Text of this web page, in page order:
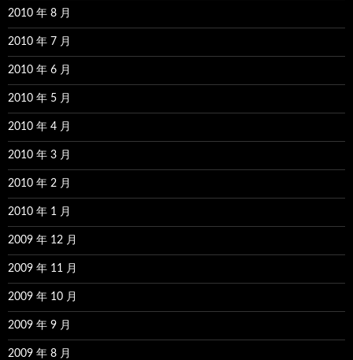
2010 年 8 月
2010 年 7 月
2010 年 6 月
2010 年 5 月
2010 年 4 月
2010 年 3 月
2010 年 2 月
2010 年 1 月
2009 年 12 月
2009 年 11 月
2009 年 10 月
2009 年 9 月
2009 年 8 月